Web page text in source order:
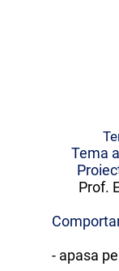
Tema
Prof.
- apasa